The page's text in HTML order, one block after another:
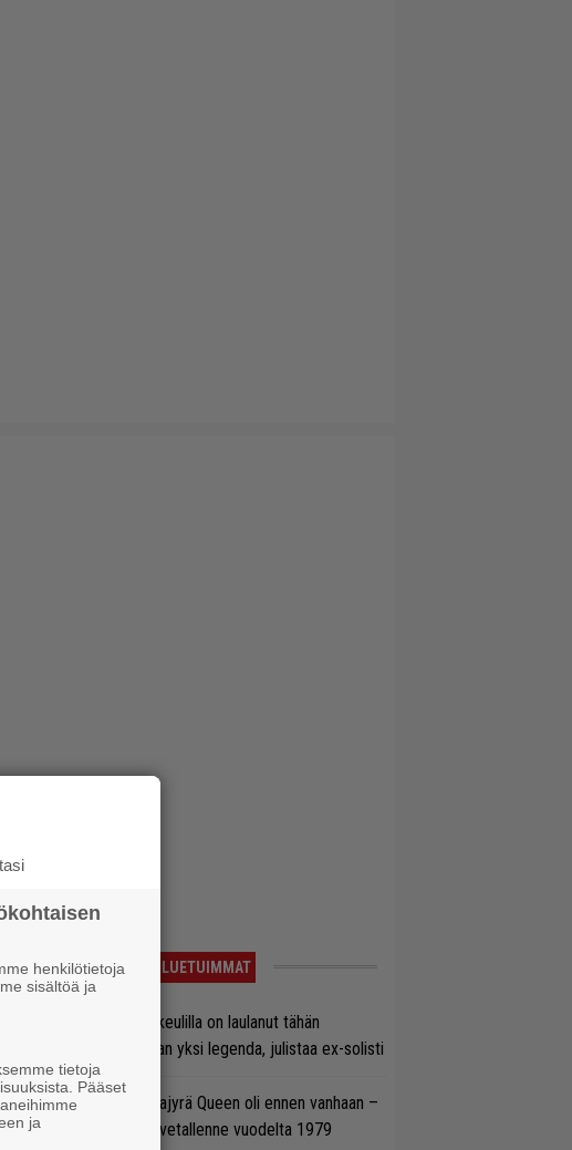
LUETUIMMAT
Iron Maidenin keulilla on laulanut tähän
mennessä tasan yksi legenda, julistaa ex-solisti
Tällainen keikkajyrä Queen oli ennen vanhaan –
katso tulinen livetallenne vuodelta 1979
henkilötietoja
sisältöä ja
tietoja
Pääset
ja